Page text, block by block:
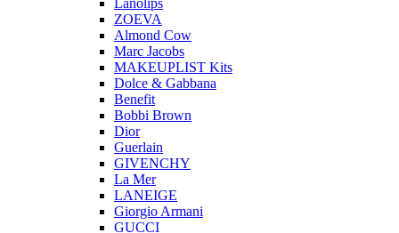
Lanolips
ZOEVA
Almond Cow
Marc Jacobs
MAKEUPLIST Kits
Dolce & Gabbana
Benefit
Bobbi Brown
Dior
Guerlain
GIVENCHY
La Mer
LANEIGE
Giorgio Armani
GUCCI